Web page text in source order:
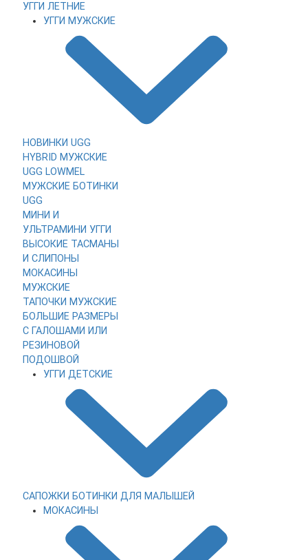
УГГИ ЛЕТНИЕ
УГГИ МУЖСКИЕ
НОВИНКИ UGG
HYBRID МУЖСКИЕ
UGG LOWMEL
МУЖСКИЕ БОТИНКИ
UGG
МИНИ И
УЛЬТРАМИНИ УГГИ
ВЫСОКИЕ ТАСМАНЫ
И СЛИПОНЫ
МОКАСИНЫ
МУЖСКИЕ
ТАПОЧКИ МУЖСКИЕ
БОЛЬШИЕ РАЗМЕРЫ
С ГАЛОШАМИ ИЛИ
РЕЗИНОВОЙ
ПОДОШВОЙ
УГГИ ДЕТСКИЕ
САПОЖКИ БОТИНКИ ДЛЯ МАЛЫШЕЙ
МОКАСИНЫ